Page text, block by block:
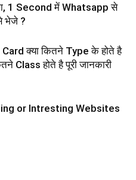
1 Second में Whatsapp से
भेजे ?
क्या कितने Type के होते है
Class होते है पूरी जानकारी
or Intresting Websites